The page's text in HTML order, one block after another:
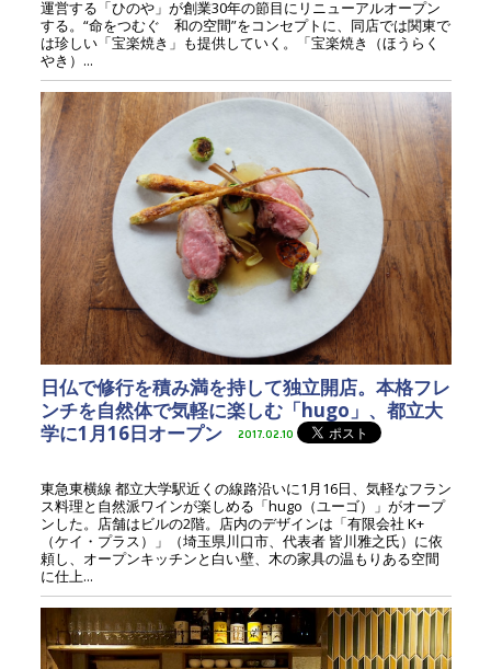
運営する「ひのや」が創業30年の節目にリニューアルオープン
する。“命をつむぐ 和の空間”をコンセプトに、同店では関東で
は珍しい「宝楽焼き」も提供していく。「宝楽焼き（ほうらく
やき）...
日仏で修行を積み満を持して独立開店。本格フレ
ンチを自然体で気軽に楽しむ「hugo」、都立大
学に1月16日オープン
2017.02.10
東急東横線 都立大学駅近くの線路沿いに1月16日、気軽なフラン
ス料理と自然派ワインが楽しめる「hugo（ユーゴ）」がオープ
ンした。店舗はビルの2階。店内のデザインは「有限会社 K+
（ケイ・プラス）」（埼玉県川口市、代表者 皆川雅之氏）に依
頼し、オープンキッチンと白い壁、木の家具の温もりある空間
に仕上...